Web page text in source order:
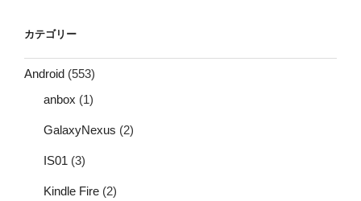
カテゴリー
Android (553)
anbox (1)
GalaxyNexus (2)
IS01 (3)
Kindle Fire (2)